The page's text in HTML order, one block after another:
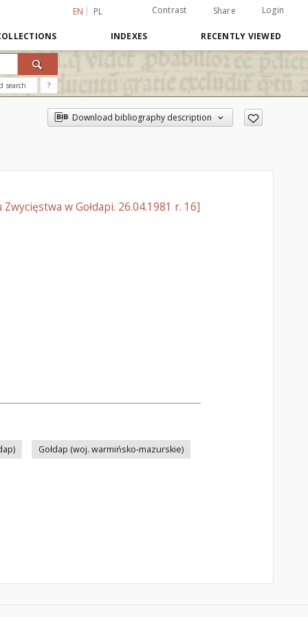
EN PL Contrast Share Login
INDEXES RECENTLY VIEWED
search ?
Download bibliography description
w Gołdapi. 26.04.1981 r. 16]
Gołdap (woj. warmińsko-mazurskie)